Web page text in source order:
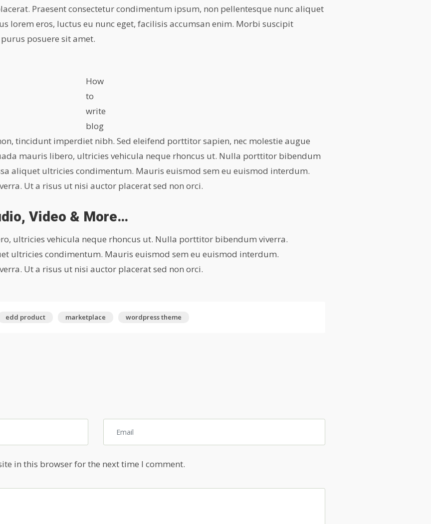
Praesent consectetur condimentum ipsum, non pellentesque nunc aliquet
lorem eros, luctus eu nunc eget, facilisis accumsan enim. Morbi suscipit
posuere sit amet.
How
to
write
blog
tincidunt imperdiet nibh. Sed eleifend porttitor sapien, nec molestie augue
mauris libero, ultricies vehicula neque rhoncus ut. Nulla porttitor bibendum
aliquet ultricies condimentum. Mauris euismod sem eu euismod interdum.
Ut a risus ut nisi auctor placerat sed non orci.
Video & More…
ultricies vehicula neque rhoncus ut. Nulla porttitor bibendum viverra.
ultricies condimentum. Mauris euismod sem eu euismod interdum.
Ut a risus ut nisi auctor placerat sed non orci.
edd product marketplace wordpress theme
in this browser for the next time I comment.